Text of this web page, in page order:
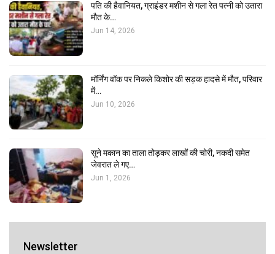
पति की हैवानियत, ग्राइंडर मशीन से गला रेत पत्नी को उतारा
मौत के…
Jun 14, 2026
मॉर्निंग वॉक पर निकले किशोर की सड़क हादसे में मौत, परिवार
में…
Jun 10, 2026
सूने मकान का ताला तोड़कर लाखों की चोरी, नकदी समेत
जेवरात ले गए…
Jun 1, 2026
Newsletter